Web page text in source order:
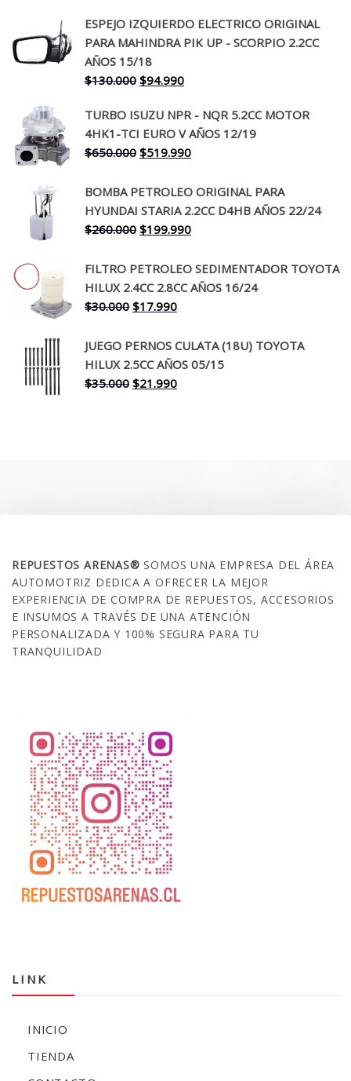
ESPEJO IZQUIERDO ELECTRICO ORIGINAL
PARA MAHINDRA PIK UP - SCORPIO 2.2CC
AÑOS 15/18
$130.000 El
original
era:
$130.000.
$94.990El
actual
es:
$94.990.
TURBO ISUZU NPR - NQR 5.2CC MOTOR
4HK1-TCI EURO V AÑOS 12/19
$650.000 El
original
era:
$650.000.
$519.990El
actual
es:
$519.990.
BOMBA PETROLEO ORIGINAL PARA
HYUNDAI STARIA 2.2CC D4HB AÑOS 22/24
$260.000 El
original
era:
$260.000.
$199.990El
actual
es:
FILTRO PETROLEO SEDIMENTADOR TOYOTA
HILUX 2.4CC 2.8CC AÑOS 16/24
$30.000 El
original
era:
$30.000.
$17.990El
actual
es:
$17.990.
JUEGO PERNOS CULATA (18U) TOYOTA
HILUX 2.5CC AÑOS 05/15
$35.000 El
$21.990El
REPUESTOS ARENAS®SOMOS UNA EMPRESA DEL ÁREA
AUTOMOTRIZ DEDICA A OFRECER LA MEJOR
EXPERIENCIA DE COMPRA DE REPUESTOS, ACCESORIOS
E INSUMOS A TRAVÉS DE UNA ATENCIÓN
PERSONALIZADA Y 100% SEGURA PARA TU
TRANQUILIDAD
LINK
INICIO
TIENDA